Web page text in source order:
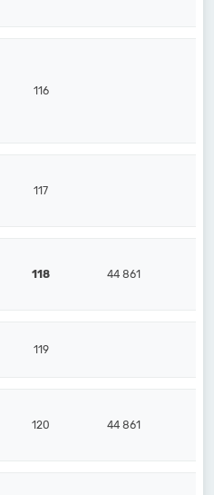
116
117
118 44 861
119
120 44 861